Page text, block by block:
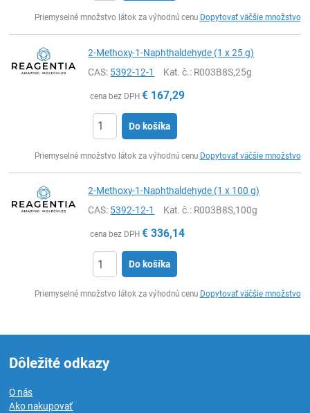
Priemyselné množstvo látok za výhodnú cenu Dopytovať väčšie množstvo
2-Methoxy-1-Naphthaldehyde (1 x 25 g)
CAS: 5392-12-1 Kat. č.: R003B8S,25g
cena bez DPH € 167,29
Do košíka
Priemyselné množstvo látok za výhodnú cenu Dopytovať väčšie množstvo
2-Methoxy-1-Naphthaldehyde (1 x 100 g)
CAS: 5392-12-1 Kat. č.: R003B8S,100g
cena bez DPH € 336,14
Do košíka
Priemyselné množstvo látok za výhodnú cenu Dopytovať väčšie množstvo
Dôležité odkazy
O nás
Ako nakupovať